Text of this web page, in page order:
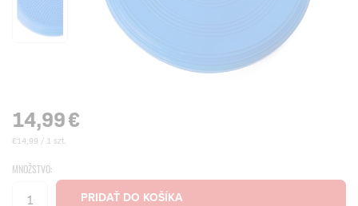
14,99€
€14,99 / 1 szt.
MNOŽSTVO: